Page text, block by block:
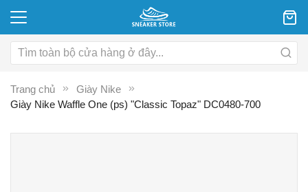
Trang chủ
Giày Nike
Giày Nike Waffle One (ps) "Classic Topaz" DC0480-700